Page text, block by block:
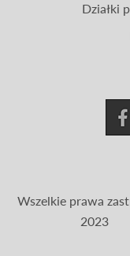
Działki
Wszelkie prawa
2023